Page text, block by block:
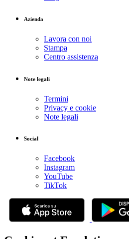
Azienda
Lavora con noi
Stampa
Centro assistenza
Note legali
Termini
Privacy e cookie
Note legali
Social
Facebook
Instagram
YouTube
TikTok